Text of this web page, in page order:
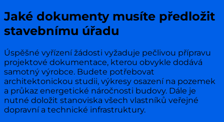
Jaké dokumenty musíte předložit
stavebnímu úřadu
Úspěšné vyřízení žádosti vyžaduje pečlivou přípravu
projektové dokumentace, kterou obvykle dodává
samotný výrobce. Budete potřebovat
architektonickou studii, výkresy osazení na pozemek
a průkaz energetické náročnosti budovy. Dále je
nutné doložit stanoviska všech vlastníků veřejné
dopravní a technické infrastruktury.